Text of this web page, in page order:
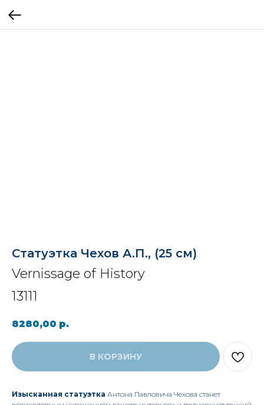
Статуэтка Чехов А.П., (25 см)
Vernissage of History
13111
8280,00 р.
В КОРЗИНУ
Изысканная статуэтка Антона Павловича Чехова станет